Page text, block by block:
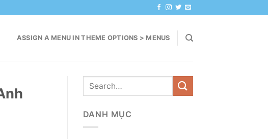
ASSIGN A MENU IN THEME OPTIONS > MENUS
DANH MỤC